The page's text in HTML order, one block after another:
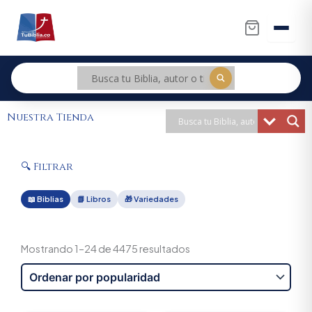
contenido
Nuestra Tienda
🔍 Filtrar
📖 Biblias 📗 Libros 🎁 Variedades
Mostrando 1–24 de 4475 resultados